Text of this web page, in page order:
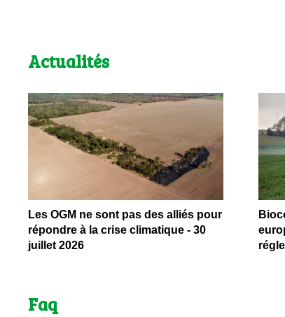
Actualités
Les OGM ne sont pas des alliés pour
répondre à la crise climatique - 30
juillet 2026
Faq